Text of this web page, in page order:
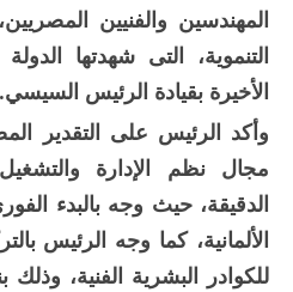
المهندسين والفنيين
التنموية، التى شهدتها
الأخيرة بقيادة الرئيس السيسي.
وأكد الرئيس على التقدير
مجال نظم الإدارة
الدقيقة، حيث وجه بالبدء
الألمانية، كما وجه الرئيس
للكوادر البشرية الفنية، وذلك